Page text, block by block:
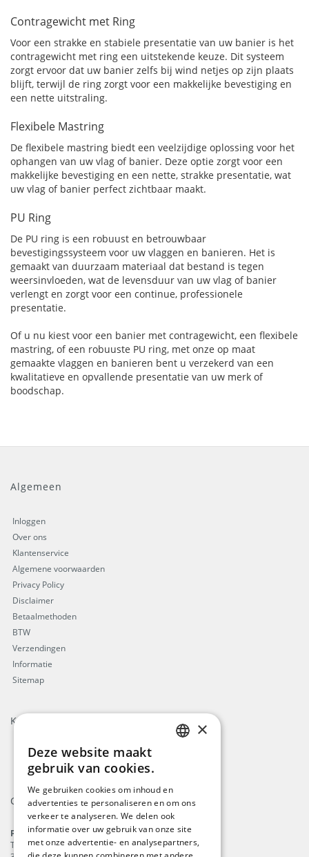
Contragewicht met Ring
Voor een strakke en stabiele presentatie van uw banier is het
contragewicht met ring een uitstekende keuze. Dit systeem
zorgt ervoor dat uw banier zelfs bij wind netjes op zijn plaats
blijft, terwijl de ring zorgt voor een makkelijke bevestiging en
een nette uitstraling.
Flexibele Mastring
De flexibele mastring biedt een veelzijdige oplossing voor het
ophangen van uw vlag of banier. Deze optie zorgt voor een
makkelijke bevestiging en een nette, strakke presentatie, wat
uw vlag of banier perfect zichtbaar maakt.
PU Ring
De PU ring is een robuust en betrouwbaar
bevestigingssysteem voor uw vlaggen en banieren. Het is
gemaakt van duurzaam materiaal dat bestand is tegen
weersinvloeden, wat de levensduur van uw vlag of banier
verlengt en zorgt voor een continue, professionele
presentatie.
Of u nu kiest voor een banier met contragewicht, een flexibele
mastring, of een robuuste PU ring, met onze op maat
gemaakte vlaggen en banieren bent u verzekerd van een
kwalitatieve en opvallende presentatie van uw merk of
boodschap.
Algemeen
Inloggen
Over ons
Klantenservice
Algemene voorwaarden
Privacy Policy
Disclaimer
Betaalmethoden
BTW
Verzendingen
Informatie
Sitemap
Keurmerken
Contact
ProFlags B.V.
Tilbury 8
GERMAN
FRENCH
×
Deze website maakt
gebruik van cookies.
We gebruiken cookies om inhoud en
advertenties te personaliseren en om ons
verkeer te analyseren. We delen ook
informatie over uw gebruik van onze site
met onze advertentie- en analysepartners,